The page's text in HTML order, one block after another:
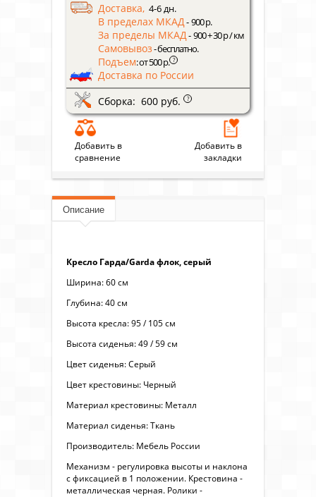
Доставка, 4-6 дн.
В пределах МКАД- 900 р.
За пределы МКАД- 900 + 30 р / км
Самовывоз- бесплатно.
Подъем: от 500 р. ?
Доставка по России
Сборка: 600 руб.
?
Добавить в
сравнение
Добавить в
закладки
Описание
Кресло Гарда/Garda флок, серый
Ширина: 60 см
Глубина: 40 см
Высота кресла: 95 / 105 см
Высота сиденья: 49 / 59 см
Цвет сиденья: Серый
Цвет крестовины: Черный
Материал крестовины: Металл
Материал сиденья: Ткань
Производитель: Мебель России
Механизм - регулировка высоты и наклона
с фиксацией в 1 положении. Крестовина -
металлическая черная. Ролики -